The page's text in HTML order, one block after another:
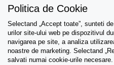
Asistenta
Colectii
Politica de Cookie
Selectand „Accept toate”, sunteti
urilor site-ului web pe dispozitivul
navigarea pe site, a analiza
noastre de marketing. Selectand
salvati numai cookie-urile